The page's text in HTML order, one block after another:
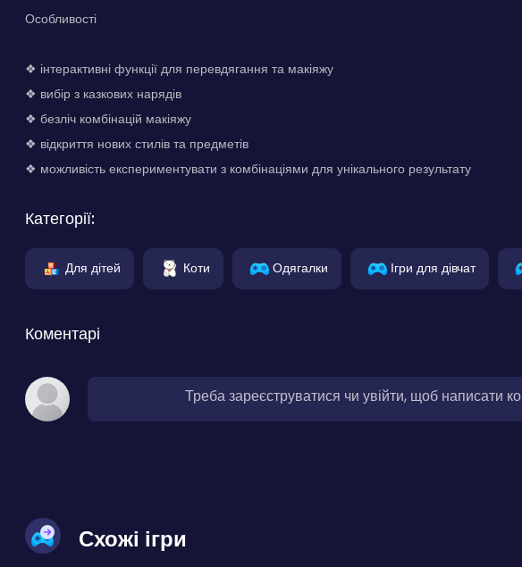
Особливості
❖ інтерактивні функції для перевдягання та макіяжу
❖ вибір з казкових нарядів
❖ безліч комбінацій макіяжу
❖ відкриття нових стилів та предметів
❖ можливість експериментувати з комбінаціями для унікального результату
Категорії:
Для дітей Коти Одягалки Ігри для дівчат
Коментарі
Треба зареєструватися чи увійти, щоб написати
Схожі ігри